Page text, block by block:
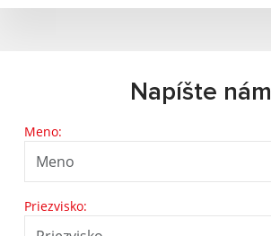
Napíšte nám
Meno:
Priezvisko: